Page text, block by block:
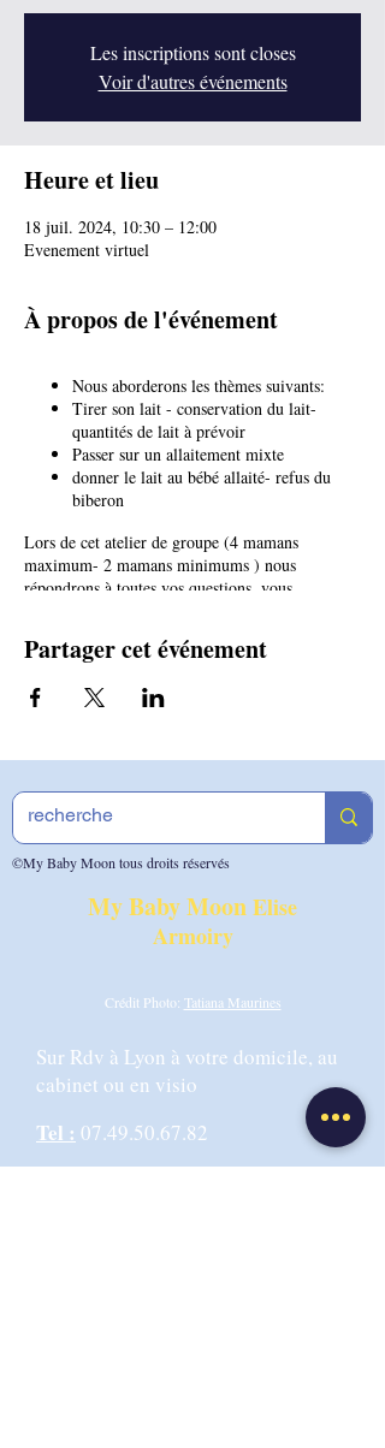
Les inscriptions sont closes
Voir d'autres événements
Heure et lieu
18 juil. 2024, 10:30 – 12:00
Evenement virtuel
À propos de l'événement
Nous aborderons les thèmes suivants:
Tirer son lait - conservation du lait-
quantités de lait à prévoir
Passer sur un allaitement mixte
donner le lait au bébé allaité- refus du
biberon
Lors de cet atelier de groupe (4 mamans
maximum- 2 mamans minimums ) nous
répondrons à toutes vos questions, vous
Animé par Elise Armoiry, consultante en
Tarif 40 € à régler après la réservation
Partager cet événement
©My Baby Moon tous droits réservés
My Baby MoonElise
Armoiry
Crédit Photo: Tatiana Maurines
Sur Rdv à Lyon à votre domicile, au
cabinet ou en visio
Tel : 07.49.50.67.82